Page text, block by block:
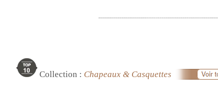
Collection : Chapeaux & Casquettes